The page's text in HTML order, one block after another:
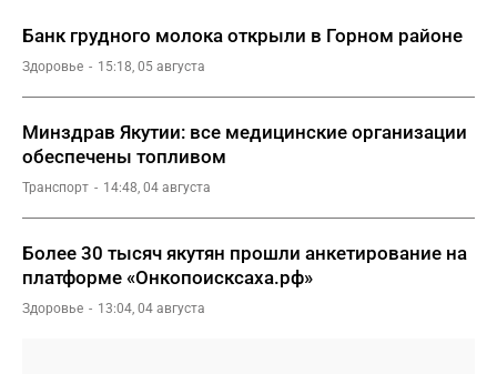
Банк грудного молока открыли в Горном районе
Здоровье 15:18, 05 августа
Минздрав Якутии: все медицинские организации
обеспечены топливом
Транспорт 14:48, 04 августа
Более 30 тысяч якутян прошли анкетирование на
платформе «Онкопоисксаха.рф»
Здоровье 13:04, 04 августа